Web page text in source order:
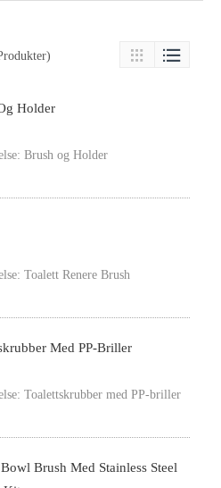
 
Holder
Brush og Holder
Toalett Renere Brush
Med PP-Briller
Toalettskrubber med PP-briller
Brush Med Stainless Steel